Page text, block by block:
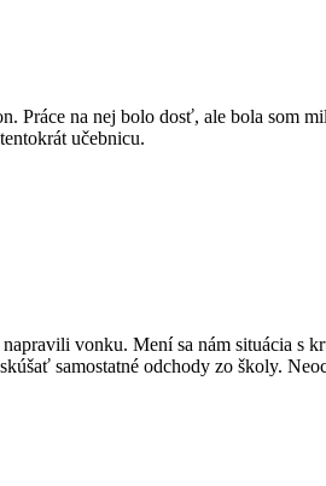
Práce na nej bolo dosť, ale bola som
učebnicu.
vonku. Mení sa nám situácia
samostatné odchody zo školy.